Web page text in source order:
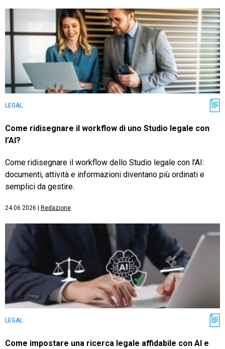
LEGAL
Come ridisegnare il workflow di uno Studio legale con
l’AI?
Come ridisegnare il workflow dello Studio legale con l’AI:
documenti, attività e informazioni diventano più ordinati e
semplici da gestire.
24.06.2026 Redazione
LEGAL
Come impostare una ricerca legale affidabile con AI e